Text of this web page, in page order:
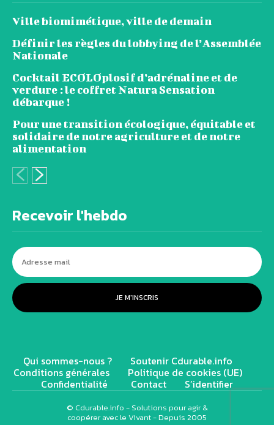
Ville biomimétique, ville de demain
Définir les règles du lobbying de l’Assemblée
Nationale
Cocktail ECOLOplosif d’adrénaline et de
verdure : le coffret Natura Sensation
débarque !
Pour une transition écologique, équitable et
solidaire de notre agriculture et de notre
alimentation
Recevoir l'hebdo
JE M'INSCRIS
Qui sommes-nous ? Soutenir Cdurable.info
Conditions générales Politique de cookies (UE)
Confidentialité Contact S’identifier
© Cdurable.info - Solutions pour agir &
coopérer avec le Vivant - Depuis 2005